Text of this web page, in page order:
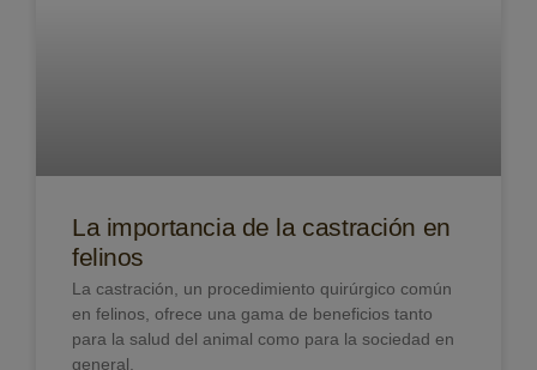
La importancia de la castración en
felinos
La castración, un procedimiento quirúrgico común
en felinos, ofrece una gama de beneficios tanto
para la salud del animal como para la sociedad en
general.